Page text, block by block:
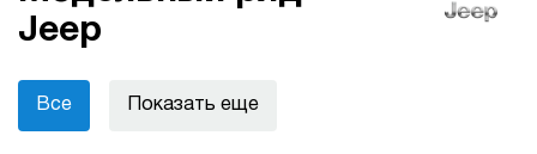
Jeep
Все Показать еще